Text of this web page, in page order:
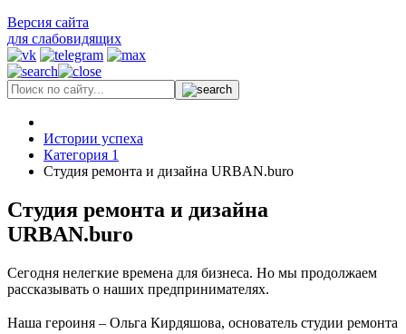
Версия сайта
для слабовидящих
Истории успеха
Категория 1
Студия ремонта и дизайна URBAN.buro
Студия ремонта и дизайна
URBAN.buro
Сегодня нелегкие времена для бизнеса. Но мы продолжаем
рассказывать о наших предпринимателях.
Наша героиня – Ольга Кирдяшова, основатель студии ремонта